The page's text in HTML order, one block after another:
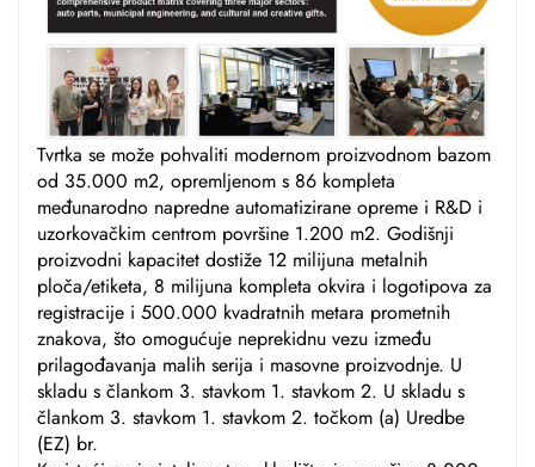
Tvrtka se može pohvaliti modernom proizvodnom bazom
od 35.000 m2, opremljenom s 86 kompleta
međunarodno napredne automatizirane opreme i R&D i
uzorkovačkim centrom površine 1.200 m2. Godišnji
proizvodni kapacitet dostiže 12 milijuna metalnih
ploča/etiketa, 8 milijuna kompleta okvira i logotipova za
registracije i 500.000 kvadratnih metara prometnih
znakova, što omogućuje neprekidnu vezu između
prilagođavanja malih serija i masovne proizvodnje. U
skladu s člankom 3. stavkom 1. stavkom 2. U skladu s
člankom 3. stavkom 1. stavkom 2. točkom (a) Uredbe
(EZ) br.